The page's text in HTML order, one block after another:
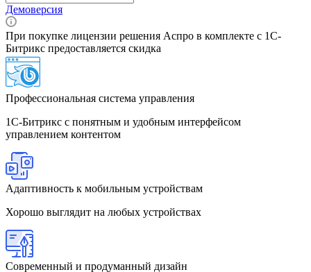
Демоверсия
При покупке лицензии решения Аспро в комплекте с 1С-
Битрикс предоставляется скидка
Профессиональная система управления
1С-Битрикс с понятным и удобным интерфейсом
управлением контентом
Адаптивность к мобильным устройствам
Хорошо выглядит на любых устройствах
Современный и продуманный дизайн